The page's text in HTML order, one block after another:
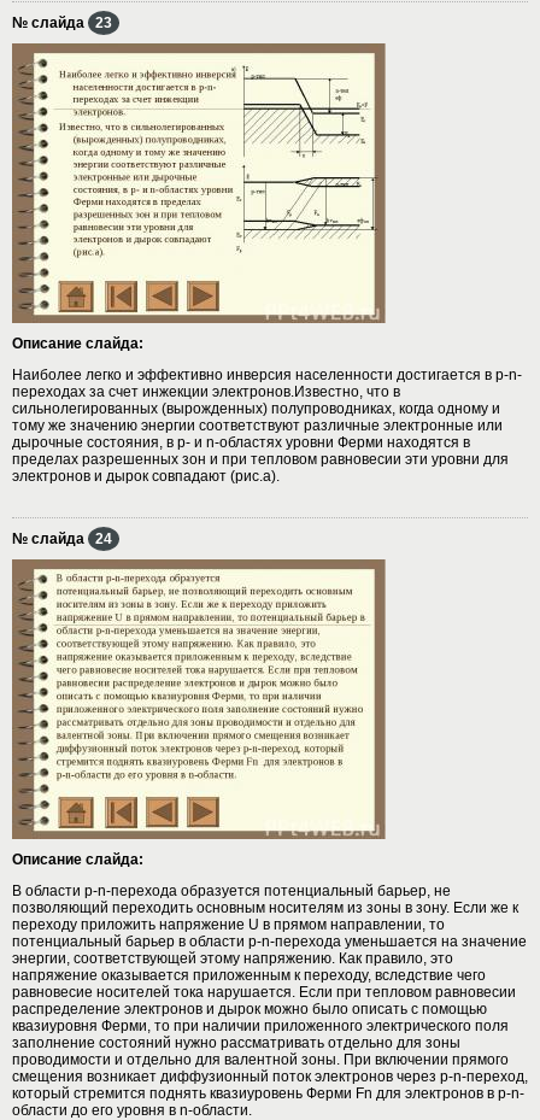
№ слайда 23
Описание слайда:
Наиболее легко и эффективно инверсия населенности достигается в p-n-
переходах за счет инжекции электронов.Известно, что в
сильнолегированных (вырожденных) полупроводниках, когда одному и
тому же значению энергии соответствуют различные электронные или
дырочные состояния, в p- и n-областях уровни Ферми находятся в
пределах разрешенных зон и при тепловом равновесии эти уровни для
электронов и дырок совпадают (рис.а).
№ слайда 24
Описание слайда:
В области p-n-перехода образуется потенциальный барьер, не
позволяющий переходить основным носителям из зоны в зону. Если же к
переходу приложить напряжение U в прямом направлении, то
потенциальный барьер в области p-n-перехода уменьшается на значение
энергии, соответствующей этому напряжению. Как правило, это
напряжение оказывается приложенным к переходу, вследствие чего
равновесие носителей тока нарушается. Если при тепловом равновесии
распределение электронов и дырок можно было описать с помощью
квазиуровня Ферми, то при наличии приложенного электрического поля
заполнение состояний нужно рассматривать отдельно для зоны
проводимости и отдельно для валентной зоны. При включении прямого
смещения возникает диффузионный поток электронов через p-n-переход,
который стремится поднять квазиуровень Ферми Fn для электронов в p-n-
области до его уровня в n-области.